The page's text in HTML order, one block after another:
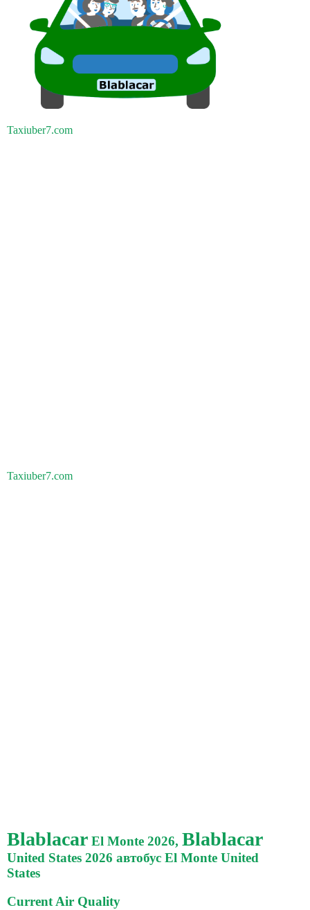
Taxiuber7.com
Taxiuber7.com
Blablacar El Monte 2026, Blablacar
United States 2026 автобус El Monte United
States
Current Air Quality